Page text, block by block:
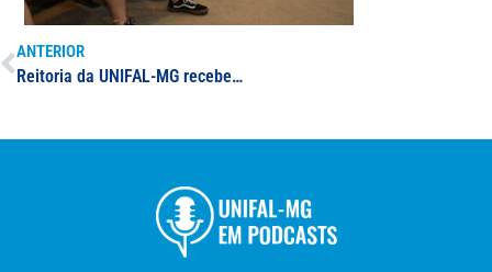
ANTERIOR
Reitoria da UNIFAL-MG recebe troféu da Liga das Atléticas; grupo participa de cerimônia após conquista de resultado inédito nos Jogos Universitários de Minas Gerais